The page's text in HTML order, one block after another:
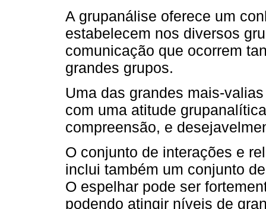
A grupanálise oferece um
estabelecem nos diversos
comunicação que ocorrem
grandes grupos.
Uma das grandes mais-
com uma atitude
compreensão, e
O conjunto de interações e
inclui também um conjunto
O espelhar pode ser
podendo atingir níveis de